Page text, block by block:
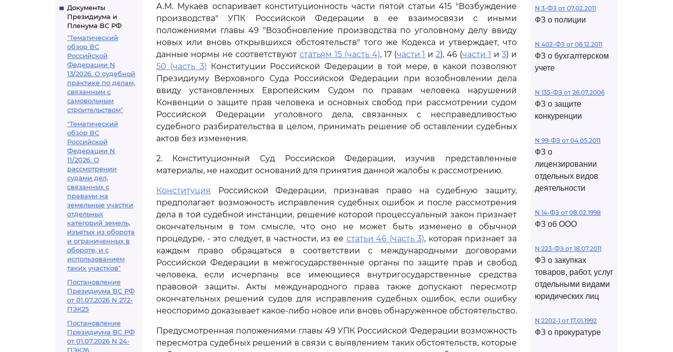
Документы
Президиума и
Пленума ВС РФ
"Тематический
обзор ВС
Российской
Федерации N
13/2026. О судебной
практике по делам,
связанным с
самовольным
строительством"
"Тематический
обзор ВС
Российской
Федерации N
11/2026. О
рассмотрении
судами дел,
связанных с
правами на
земельные участки
отдельных
категорий земель,
изъятых из оборота
и ограниченных в
обороте, и с
использованием
таких участков"
Постановление
Президиума ВС РФ
от 01.07.2026 N 272-
ПЭК25
Постановление
Президиума ВС РФ
от 01.07.2026 N 24-
ПЭК26
А.М. Мукаев оспаривает конституционность части пятой статьи 415 "Возбуждение
производства" УПК Российской Федерации в ее взаимосвязи с иными
положениями главы 49 "Возобновление производства по уголовному делу ввиду
новых или вновь открывшихся обстоятельств" того же Кодекса и утверждает, что
данные нормы не соответствуют статьям 15 (часть 4), 17 (части 1 и2), 46 (части 1 и3) и
50 (часть 3) Конституции Российской Федерации в той мере, в какой позволяют
Президиуму Верховного Суда Российской Федерации при возобновлении дела
ввиду установленных Европейским Судом по правам человека нарушений
Конвенции о защите прав человека и основных свобод при рассмотрении судом
Российской Федерации уголовного дела, связанных с несправедливостью
судебного разбирательства в целом, принимать решение об оставлении судебных
актов без изменения.
2. Конституционный Суд Российской Федерации, изучив представленные
материалы, не находит оснований для принятия данной жалобы к рассмотрению.
Конституция
Российской Федерации, признавая право на судебную защиту,
предполагает возможность исправления судебных ошибок и после рассмотрения
дела в той судебной инстанции, решение которой процессуальный закон признает
окончательным в том смысле, что оно не может быть изменено в обычной
процедуре, - это следует, в частности, из ее статьи 46 (часть 3), которая признает за
каждым право обращаться в соответствии с международными договорами
Российской Федерации в межгосударственные органы по защите прав и свобод
человека, если исчерпаны все имеющиеся внутригосударственные средства
правовой защиты. Акты международного права также допускают пересмотр
окончательных решений судов для исправления судебных ошибок, если ошибку
неоспоримо доказывает какое-либо новое или вновь обнаруженное обстоятельство.
Предусмотренная положениями главы 49 УПК Российской Федерации возможность
пересмотра судебных решений в связи с выявлением таких обстоятельств, которые
N 3-ФЗ от 07.02.2011
ФЗ о полиции
N 402-ФЗ от 06.12.2011
ФЗ о бухгалтерском
учете
N 135-ФЗ от 26.07.2006
ФЗ о защите
конкуренции
N 99-ФЗ от 04.05.2011
ФЗ о
лицензировании
отдельных видов
деятельности
N 14-ФЗ от 08.02.1998
ФЗ об ООО
N 223-ФЗ от 18.07.2011
ФЗ о закупках
товаров, работ, услуг
отдельными видами
юридических лиц
N 2202-1 от 17.01.1992
ФЗ о прокуратуре